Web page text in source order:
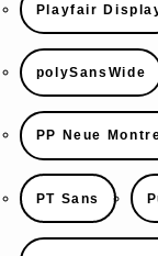
Playfair
polySansWide
PP Neue
PT Sans